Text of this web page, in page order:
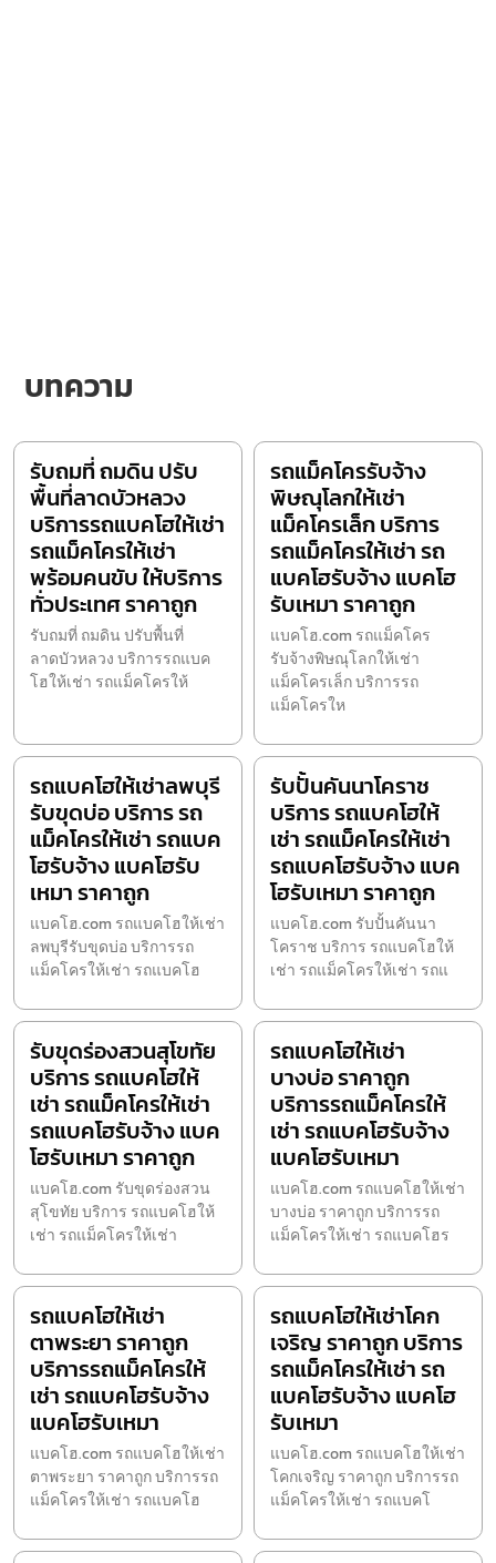
บทความ
รับถมที่ ถมดิน ปรับ
พื้นที่ลาดบัวหลวง
บริการรถแบคโฮให้เช่า
รถแม็คโครให้เช่า
พร้อมคนขับ ให้บริการ
ทั่วประเทศ ราคาถูก
รับถมที่ ถมดิน ปรับพื้นที่
ลาดบัวหลวง บริการรถแบค
โฮให้เช่า รถแม็คโครให้
รถแม็คโครรับจ้าง
พิษณุโลกให้เช่า
แม็คโครเล็ก บริการ
รถแม็คโครให้เช่า รถ
แบคโฮรับจ้าง แบคโฮ
รับเหมา ราคาถูก
แบคโฮ.com รถแม็คโคร
รับจ้างพิษณุโลกให้เช่า
แม็คโครเล็ก บริการรถ
แม็คโครให
รถแบคโฮให้เช่าลพบุรี
รับขุดบ่อ บริการ รถ
แม็คโครให้เช่า รถแบค
โฮรับจ้าง แบคโฮรับ
เหมา ราคาถูก
แบคโฮ.com รถแบคโฮให้เช่า
ลพบุรีรับขุดบ่อ บริการรถ
แม็คโครให้เช่า รถแบคโฮ
รับปั้นคันนาโคราช
บริการ รถแบคโฮให้
เช่า รถแม็คโครให้เช่า
รถแบคโฮรับจ้าง แบค
โฮรับเหมา ราคาถูก
แบคโฮ.com รับปั้นคันนา
โคราช บริการ รถแบคโฮให้
เช่า รถแม็คโครให้เช่า รถแ
รับขุดร่องสวนสุโขทัย
บริการ รถแบคโฮให้
เช่า รถแม็คโครให้เช่า
รถแบคโฮรับจ้าง แบค
โฮรับเหมา ราคาถูก
แบคโฮ.com รับขุดร่องสวน
สุโขทัย บริการ รถแบคโฮให้
เช่า รถแม็คโครให้เช่า
รถแบคโฮให้เช่า
บางบ่อ ราคาถูก
บริการรถแม็คโครให้
เช่า รถแบคโฮรับจ้าง
แบคโฮรับเหมา
แบคโฮ.com รถแบคโฮให้เช่า
บางบ่อ ราคาถูก บริการรถ
แม็คโครให้เช่า รถแบคโฮร
รถแบคโฮให้เช่า
ตาพระยา ราคาถูก
บริการรถแม็คโครให้
เช่า รถแบคโฮรับจ้าง
แบคโฮรับเหมา
แบคโฮ.com รถแบคโฮให้เช่า
ตาพระยา ราคาถูก บริการรถ
แม็คโครให้เช่า รถแบคโฮ
รถแบคโฮให้เช่าโคก
เจริญ ราคาถูก บริการ
รถแม็คโครให้เช่า รถ
แบคโฮรับจ้าง แบคโฮ
รับเหมา
แบคโฮ.com รถแบคโฮให้เช่า
โคกเจริญ ราคาถูก บริการรถ
แม็คโครให้เช่า รถแบคโ